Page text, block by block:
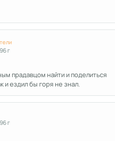
6 г
прадавцом найти и поделиться
и ездил бы горя не знал.
6 г